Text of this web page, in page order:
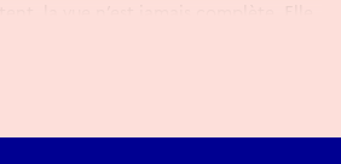
et vivante.
à la fois cadre et collaborateur. Il
tout en résistant au confinement,